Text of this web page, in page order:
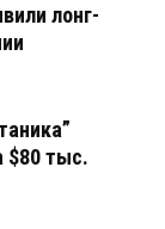
лонг-
$80 тыс.